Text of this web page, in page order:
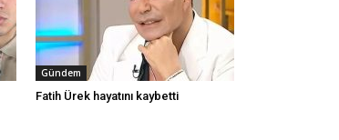
Gündem
Fatih Ürek hayatını kaybetti